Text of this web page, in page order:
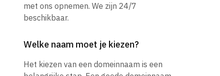
met ons opnemen. We zijn 24/7
beschikbaar.
Welke naam moet je kiezen?
Het kiezen van een domeinnaam is een